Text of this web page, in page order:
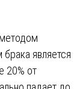
является
20% от